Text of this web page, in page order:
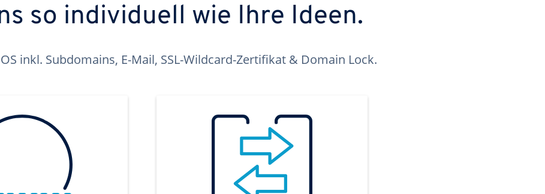
so individuell wie Ihre Ideen.
inkl. Subdomains, E-Mail, SSL-Wildcard-Zertifikat & Domain Lock.